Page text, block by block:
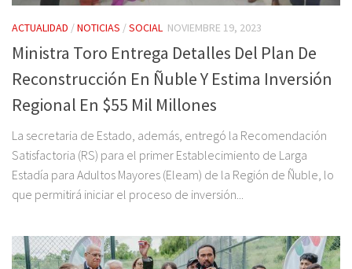
ACTUALIDAD /NOTICIAS /SOCIAL NOVIEMBRE 19, 2023
Ministra Toro Entrega Detalles Del Plan De
Reconstrucción En Ñuble Y Estima Inversión
Regional En $55 Mil Millones
La secretaria de Estado, además, entregó la Recomendación
Satisfactoria (RS) para el primer Establecimiento de Larga
Estadía para Adultos Mayores (Eleam) de la Región de Ñuble, lo
que permitirá iniciar el proceso de inversión...